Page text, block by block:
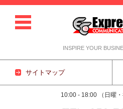
INSPIRE YOUR
サイトマップ
10:00 - 18:00 （日曜・